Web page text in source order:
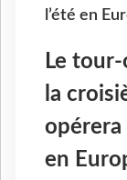
l’été en
Le
la
opérera
en